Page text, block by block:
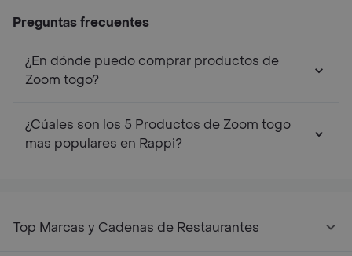
Preguntas frecuentes
¿En dónde puedo comprar productos de
Zoom togo?
¿Cúales son los 5 Productos de Zoom togo
mas populares en Rappi?
Top Marcas y Cadenas de Restaurantes